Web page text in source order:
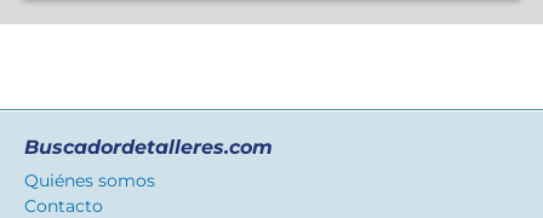
Buscadordetalleres.com
Quiénes somos
Contacto